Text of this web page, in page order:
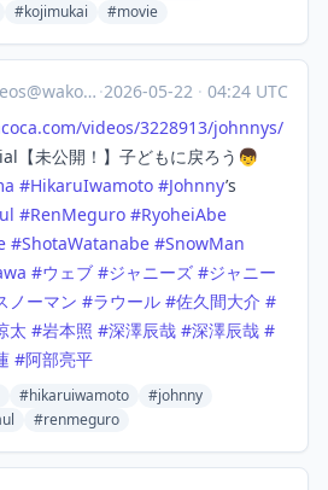
#kojimukai #movie
·2026-05-22 · 04:24 UTC
videos/3228913/johnnys/
【未公開！】子どもに戻ろう👦
#HikaruIwamoto #Johnny’s
#RenMeguro #RyoheiAbe
#ShotaWatanabe #SnowMan
#ウェブ #ジャニーズ #ジャニー
ノーマン #ラウール #佐久間大介 #
太 #岩本照 #深澤辰哉 #深澤辰哉 #
#阿部亮平
#hikaruiwamoto
#johnny
#renmeguro